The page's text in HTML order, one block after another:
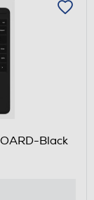
Black